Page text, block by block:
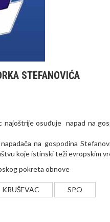
STEFANOVIĆA
osuđuje napad na
na gospodina
koje istinski teži evropskim
pokreta obnove
KRUŠEVAC SPO